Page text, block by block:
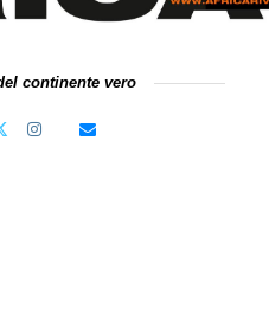
continente vero